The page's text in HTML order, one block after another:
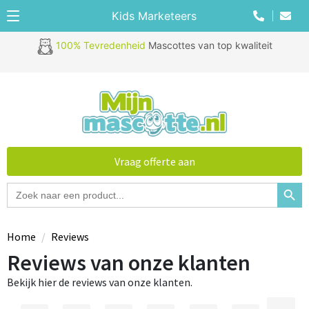
100% Tevredenheid Mascottes van top kwaliteit
Zoek
naar:
Vraag offerte aan
Kids Marketeers
Home Reviews
Reviews van onze klanten
Bekijk hier de reviews van onze klanten.